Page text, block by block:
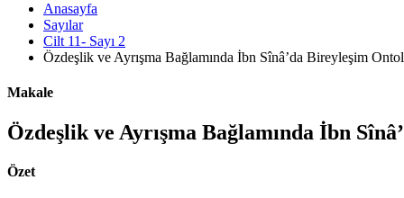
Anasayfa
Sayılar
Cilt 11- Sayı 2
Özdeşlik ve Ayrışma Bağlamında İbn Sînâ’da Bireyleşim
Makale
Özdeşlik ve Ayrışma Bağlamında İbn
Özet